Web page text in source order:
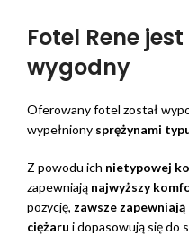
Fotel Rene
wygodny
Oferowany fotel został
wypełniony sprężynami
Z powodu ich nietypowej
zapewniają najwyższy
pozycję, zawsze
ciężaru i dopasowują się do